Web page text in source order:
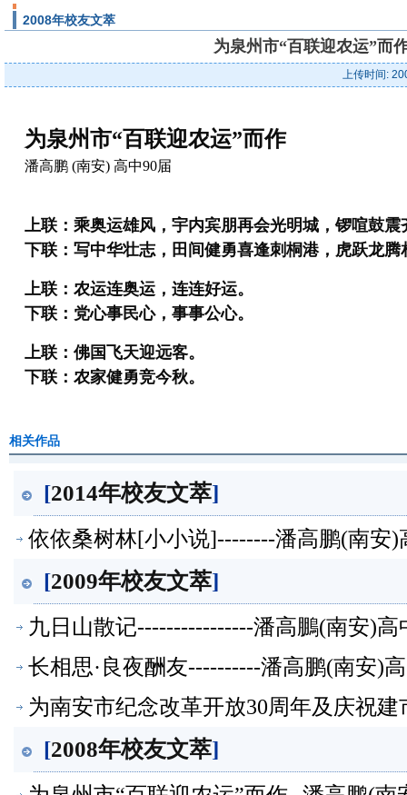
2008年校友文萃
为泉州市“百联迎农运”而
上传时间:
为泉州市“百联迎农运”而作
潘高鹏 (南安) 高中90届
上联：乘奥运雄风，宇内宾朋再会光明城，锣喧鼓震
下联：写中华壮志，田间健勇喜逢刺桐港，虎跃龙腾
上联：农运连奥运，连连好运。
下联：党心事民心，事事公心。
上联：佛国飞天迎远客。
下联：农家健勇竞今秋。
相关作品
[2014年校友文萃]
依依桑树林[小小说]--------潘高鹏(南安)
[2009年校友文萃]
九日山散记----------------潘高鵬(南安)高
长相思·良夜酬友----------潘高鹏(南安)
为南安市纪念改革开放30周年及庆祝
萃】
[2008年校友文萃]